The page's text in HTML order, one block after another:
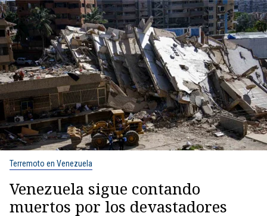
Terremoto en Venezuela
Venezuela sigue contando
muertos por los devastadores